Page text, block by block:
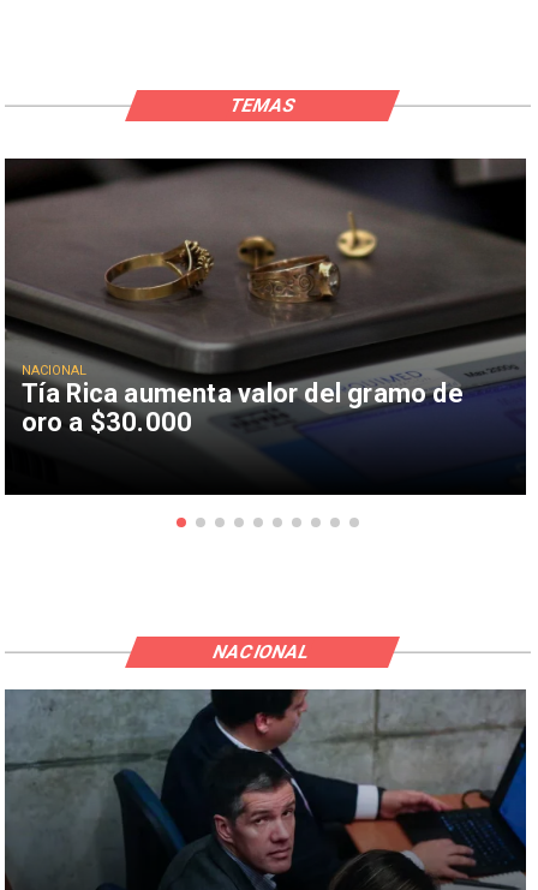
Tía Rica aumenta valor del gramo de
oro a $30.000
NACIONAL
TEMAS
NACIONAL